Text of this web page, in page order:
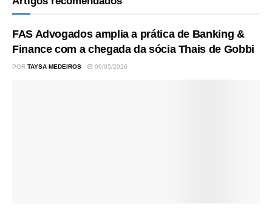
FAS Advogados amplia a prática de Banking &
Finance com a chegada da sócia Thais de Gobbi
POR TAYSA MEDEIROS 06/05/2026